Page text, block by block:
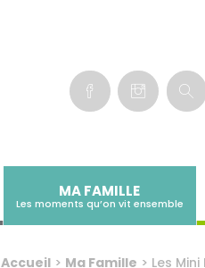
MA FAMILLE
Les moments qu’on vit ensemble
Accueil> Ma Famille > Les